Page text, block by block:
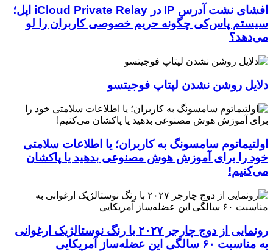
افشای نشت آدرس IP در iCloud Private Relay اپل؛
سیستم پاس‌کی چگونه حریم خصوصی کاربران را لو
می‌دهد؟
دلایل روشن نشدن لپتاپ فوجیتسو
اولتیماتوم سامسونگ به کاربران؛ یا اطلاعات سلامتی
خود را برای آموزش هوش مصنوعی بدهید یا پاکشان
می‌کنیم!
رونمایی از دوج چارجر ۲۰۲۷ با رنگ نوستالژیک ارغوانی
به مناسبت ۶۰ سالگی این عضله‌ساز آمریکایی